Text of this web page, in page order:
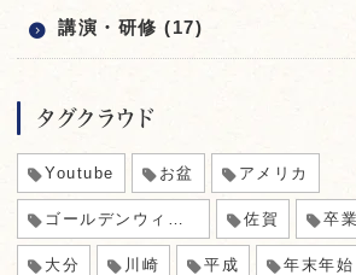
講演・研修 (17)
タグクラウド
Youtube お盆 アメリカ
ゴールデンウィーク 佐賀 卒
大分 川崎 平成 年末年始